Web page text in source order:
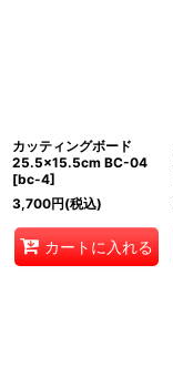
カッティングボード
25.5×15.5cm BC-04
[bc-4]
3,700円(税込)
カートに入れる